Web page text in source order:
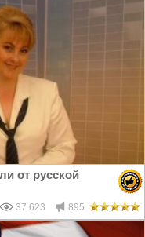
от русской
37 623 895